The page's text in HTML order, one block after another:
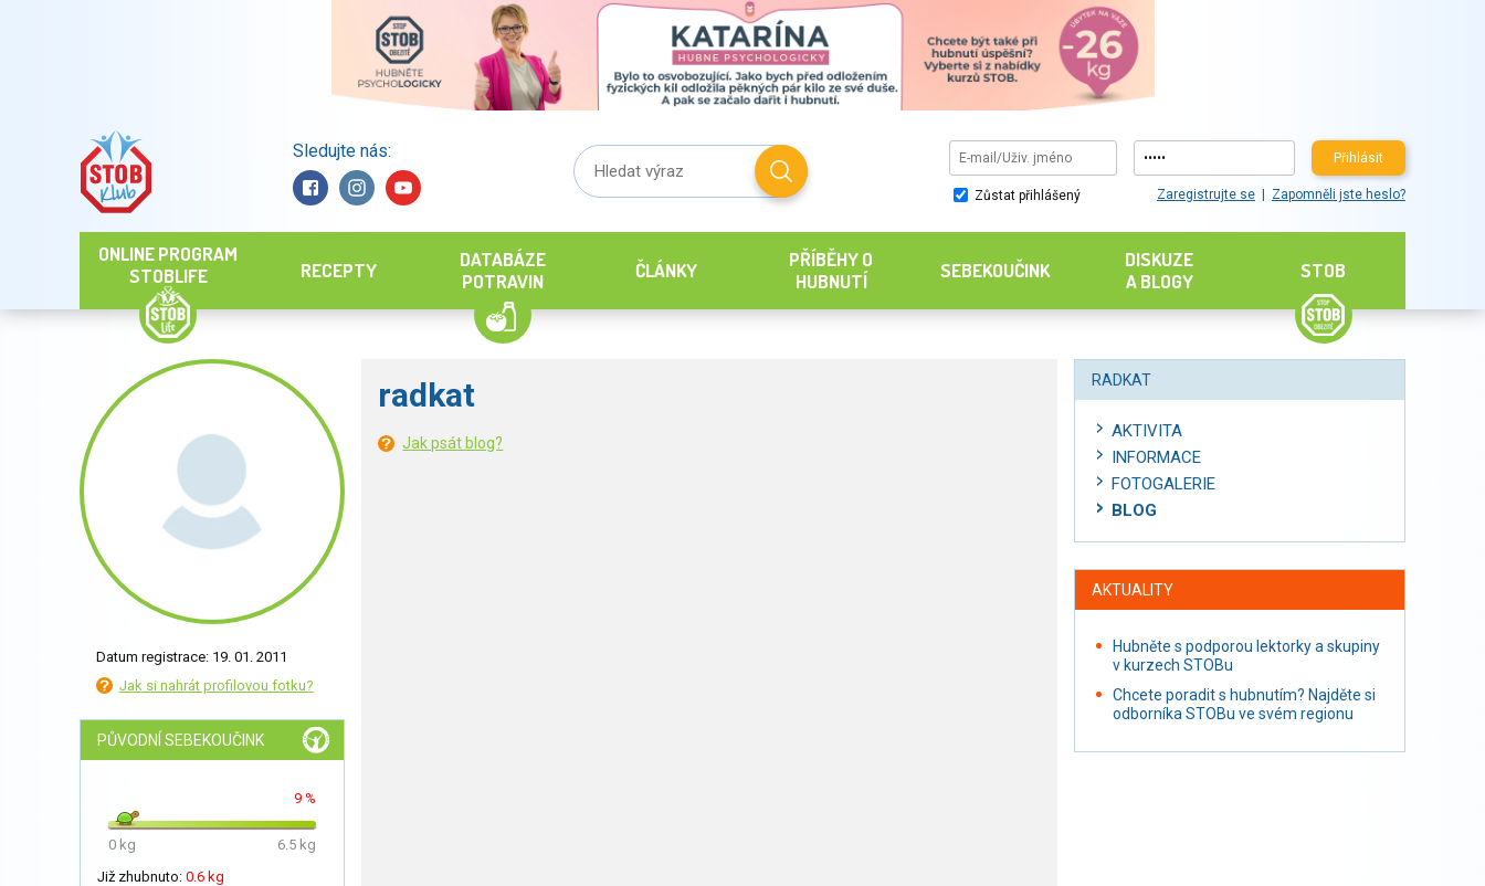
Sledujte nás: Přihlásit
Zůstat přihlášený Zaregistrujte se Zapomněli jste heslo?
ONLINE PROGRAM
STOBLIFE
RECEPTY
DATABÁZE
POTRAVIN
ČLÁNKY
PŘÍBĚHY O
HUBNUTÍ
SEBEKOUČINK
DISKUZE
A BLOGY
STOB
Datum registrace: 19. 01. 2011
Jak si nahrát profilovou fotku?
PŮVODNÍ SEBEKOUČINK
9 %
0 kg
6.5 kg
Již zhubnuto: 0.6 kg
radkat
Jak psát blog?
RADKAT
AKTIVITA
INFORMACE
FOTOGALERIE
BLOG
AKTUALITY
Hubněte s podporou lektorky a skupiny
v kurzech STOBu
Chcete poradit s hubnutím? Najděte si
odborníka STOBu ve svém regionu